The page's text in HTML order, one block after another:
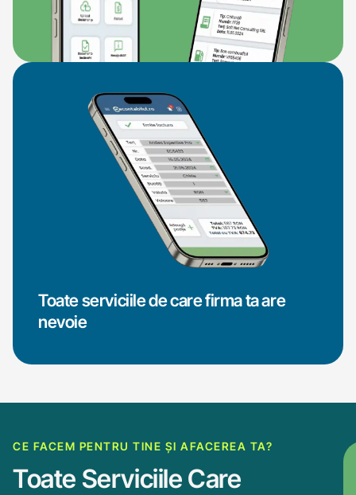
Toate serviciile de care firma ta are
nevoie
CE FACEM PENTRU TINE ȘI AFACEREA TA?
Toate Serviciile Care